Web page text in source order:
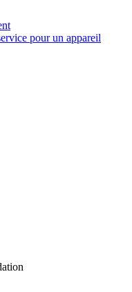
pour un appareil